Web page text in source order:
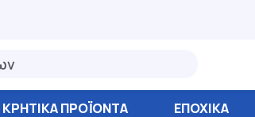
ΚΡΗΤΙΚΑ ΠΡΟΪΟΝΤΑ ΕΠΟΧΙΚΑ